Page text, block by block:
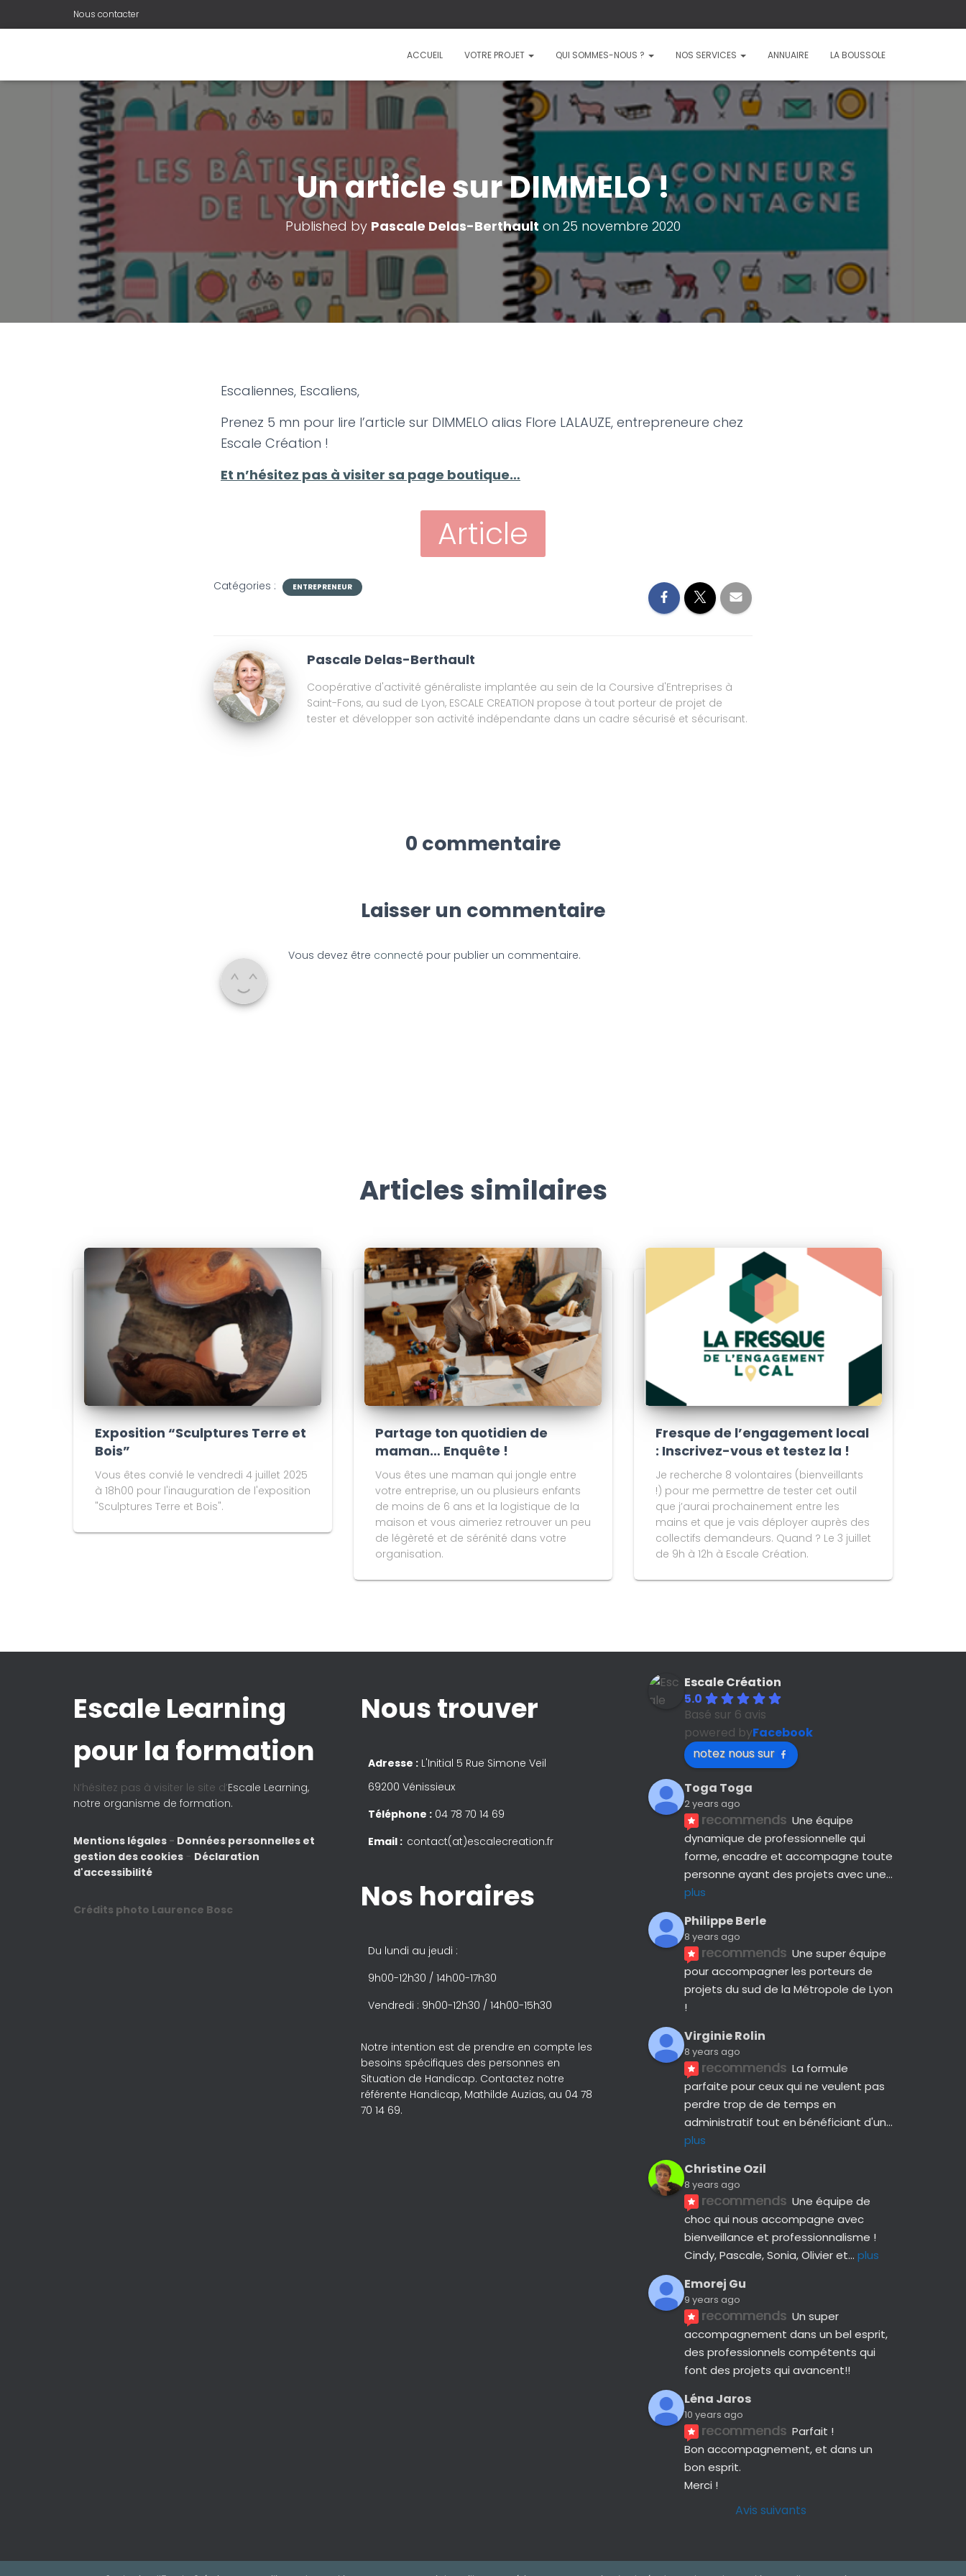
Nous contacter
ACCUEIL VOTRE PROJET QUI SOMMES-NOUS ? NOS SERVICES ANNUAIRE LA BOUSSOLE
Un article sur DIMMELO !
Published by Pascale Delas-Berthault on 25 novembre 2020
Escaliennes, Escaliens,
Prenez 5 mn pour lire l’article sur DIMMELO alias Flore LALAUZE, entrepreneure chez
Escale Création !
Et n’hésitez pas à visiter sa page boutique…
Article
Catégories : ENTREPRENEUR
Pascale Delas-Berthault
Coopérative d'activité généraliste implantée au sein de la Coursive d'Entreprises à
Saint-Fons, au sud de Lyon, ESCALE CREATION propose à tout porteur de projet de
tester et développer son activité indépendante dans un cadre sécurisé et sécurisant.
0 commentaire
Laisser un commentaire
Vous devez être connecté pour publier un commentaire.
Articles similaires
Exposition “Sculptures Terre et
Bois”
Vous êtes convié le vendredi 4 juillet 2025
à 18h00 pour l'inauguration de l'exposition
"Sculptures Terre et Bois".
Partage ton quotidien de
maman… Enquête !
Vous êtes une maman qui jongle entre
votre entreprise, un ou plusieurs enfants
de moins de 6 ans et la logistique de la
maison et vous aimeriez retrouver un peu
de légèreté et de sérénité dans votre
organisation.
Fresque de l’engagement local
: Inscrivez-vous et testez la !
Je recherche 8 volontaires (bienveillants
!) pour me permettre de tester cet outil
que j’aurai prochainement entre les
mains et que je vais déployer auprès des
collectifs demandeurs. Quand ? Le 3 juillet
de 9h à 12h à Escale Création.
Escale Learning
pour la formation
N’hésitez pas à visiter le site d’Escale Learning,
notre organisme de formation.
Mentions légales - Données personnelles et
gestion des cookies - Déclaration
d'accessibilité
Crédits photo Laurence Bosc
Nous trouver
Adresse : L'Initial 5 Rue Simone Veil
69200 Vénissieux
Téléphone : 04 78 70 14 69
Email : contact(at)escalecreation.fr
Nos horaires
Du lundi au jeudi :
9h00-12h30 / 14h00-17h30
Vendredi : 9h00-12h30 / 14h00-15h30
Notre intention est de prendre en compte les
besoins spécifiques des personnes en
Situation de Handicap. Contactez notre
référente Handicap, Mathilde Auzias, au 04 78
70 14 69.
Escale Création
5.0
Basé sur 6 avis
powered byFacebook
notez nous sur
Toga Toga
2 years ago
recommends Une équipe
dynamique de professionnelle qui
forme, encadre et accompagne toute
personne ayant des projets avec une
plus
Philippe Berle
8 years ago
recommends Une super équipe
pour accompagner les porteurs de
projets du sud de la Métropole de Lyon
!
Virginie Rolin
8 years ago
recommends La formule
parfaite pour ceux qui ne veulent pas
perdre trop de de temps en
administratif tout en bénéficiant d'un
plus
Christine Ozil
8 years ago
recommends Une équipe de
choc qui nous accompagne avec
bienveillance et professionnalisme !
Cindy, Pascale, Sonia, Olivier et... plus
Emorej Gu
9 years ago
recommends Un super
accompagnement dans un bel esprit,
des professionnels compétents qui
font des projets qui avancent!!
Léna Jaros
10 years ago
recommends Parfait !
Bon accompagnement, et dans un
bon esprit.
Merci !
Avis suivants